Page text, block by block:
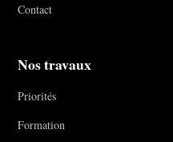
Contact
Nos travaux
Priorités
Formation